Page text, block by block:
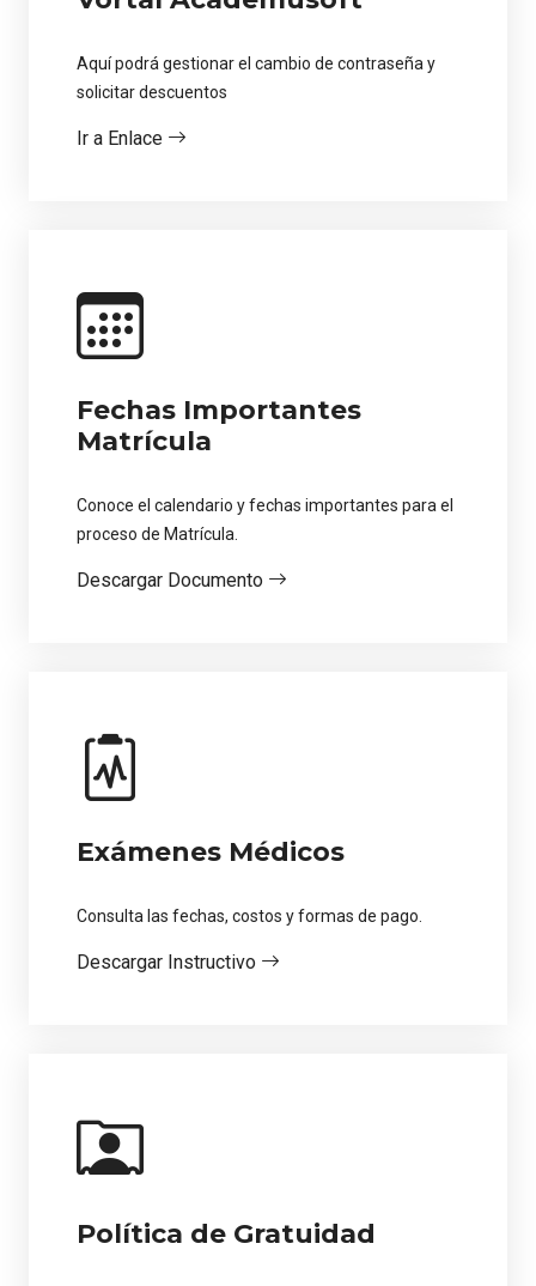
Aquí podrá gestionar el cambio de contraseña y
solicitar descuentos
Ir a Enlace
Fechas Importantes
Matrícula
Conoce el calendario y fechas importantes para el
proceso de Matrícula.
Descargar Documento
Exámenes Médicos
Consulta las fechas, costos y formas de pago.
Descargar Instructivo
Política de Gratuidad